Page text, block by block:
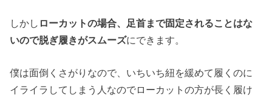
しかし ローカットの場合、足首まで固定されることはな
いので脱ぎ履きがスムーズにできます。
僕は面倒くさがりなので、いちいち紐を緩めて履くのに
イライラしてしまう人なのでローカットの方が長く履け